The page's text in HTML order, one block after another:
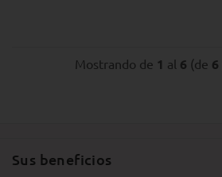
Mostrando de 1 al 6 (de 6
Sus beneficios